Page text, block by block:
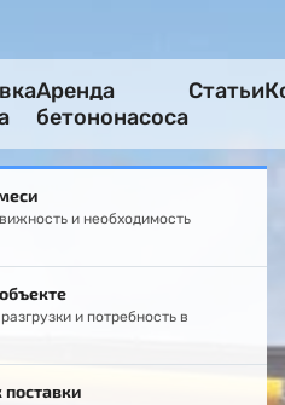
Аренда
бетононасоса
Статьи
и необходимость
и потребность в